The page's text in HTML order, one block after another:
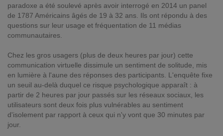
paradoxe a été soulevé après avoir interrogé en 2014 un panel
de 1787 Américains âgés de 19 à 32 ans. Ils ont répondu à des
questions sur leur usage et fréquentation de 11 médias
communautaires.
Chez les gros usagers (plus de deux heures par jour) cette
communication virtuelle dissimule un sentiment de solitude, mis
en lumière à l'aune des réponses des participants. L'enquête fixe
un seuil au-delà duquel ce risque psychologique apparaît : à
partir de 2 heures par jour passés sur les réseaux sociaux, les
utilisateurs sont deux fois plus vulnérables au sentiment
d'isolement par rapport à ceux qui n'y vont que 30 minutes par
jour.